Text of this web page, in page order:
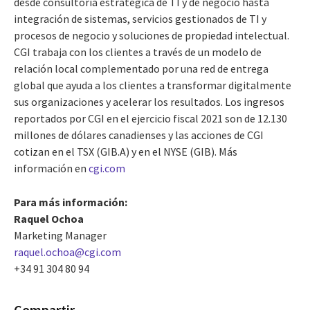
integración de sistemas, servicios gestionados de TI y
procesos de negocio y soluciones de propiedad intelectual.
CGI trabaja con los clientes a través de un modelo de
relación local complementado por una red de entrega
global que ayuda a los clientes a transformar digitalmente
sus organizaciones y acelerar los resultados. Los ingresos
reportados por CGI en el ejercicio fiscal 2021 son de 12.130
millones de dólares canadienses y las acciones de CGI
cotizan en el TSX (GIB.A) y en el NYSE (GIB). Más
información en cgi.com
Para más información:
Raquel Ochoa
Marketing Manager
raquel.ochoa@cgi.com
+34 91 304 80 94